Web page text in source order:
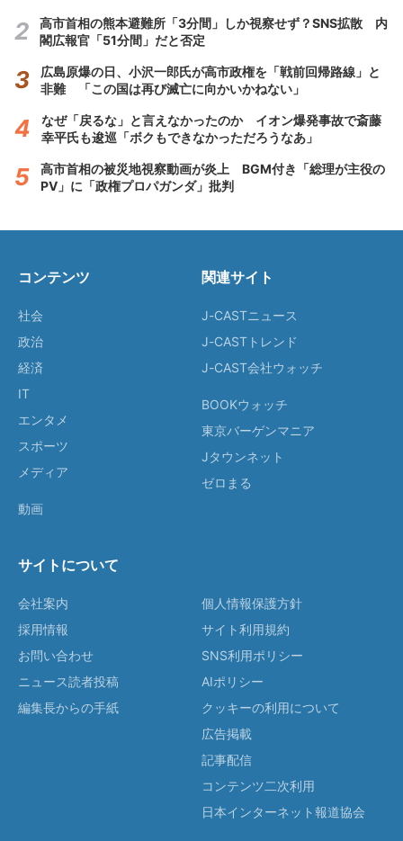
高市首相の熊本避難所「3分間」しか視察せず？SNS拡散 内
閣広報官「51分間」だと否定
広島原爆の日、小沢一郎氏が高市政権を「戦前回帰路線」と
非難 「この国は再び滅亡に向かいかねない」
なぜ「戻るな」と言えなかったのか イオン爆発事故で斎藤
幸平氏も逡巡「ボクもできなかっただろうなあ」
高市首相の被災地視察動画が炎上 BGM付き「総理が主役の
PV」に「政権プロパガンダ」批判
コンテンツ
社会
政治
経済
IT
エンタメ
スポーツ
メディア
動画
関連サイト
J-CASTニュース
J-CASTトレンド
J-CAST会社ウォッチ
BOOKウォッチ
東京バーゲンマニア
Jタウンネット
ゼロまる
サイトについて
会社案内
採用情報
お問い合わせ
ニュース読者投稿
編集長からの手紙
個人情報保護方針
サイト利用規約
SNS利用ポリシー
AIポリシー
クッキーの利用について
広告掲載
記事配信
コンテンツ二次利用
日本インターネット報道協会